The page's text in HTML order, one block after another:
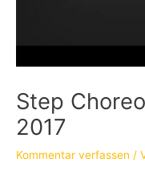
Step
2017
Kommentar verfassen /